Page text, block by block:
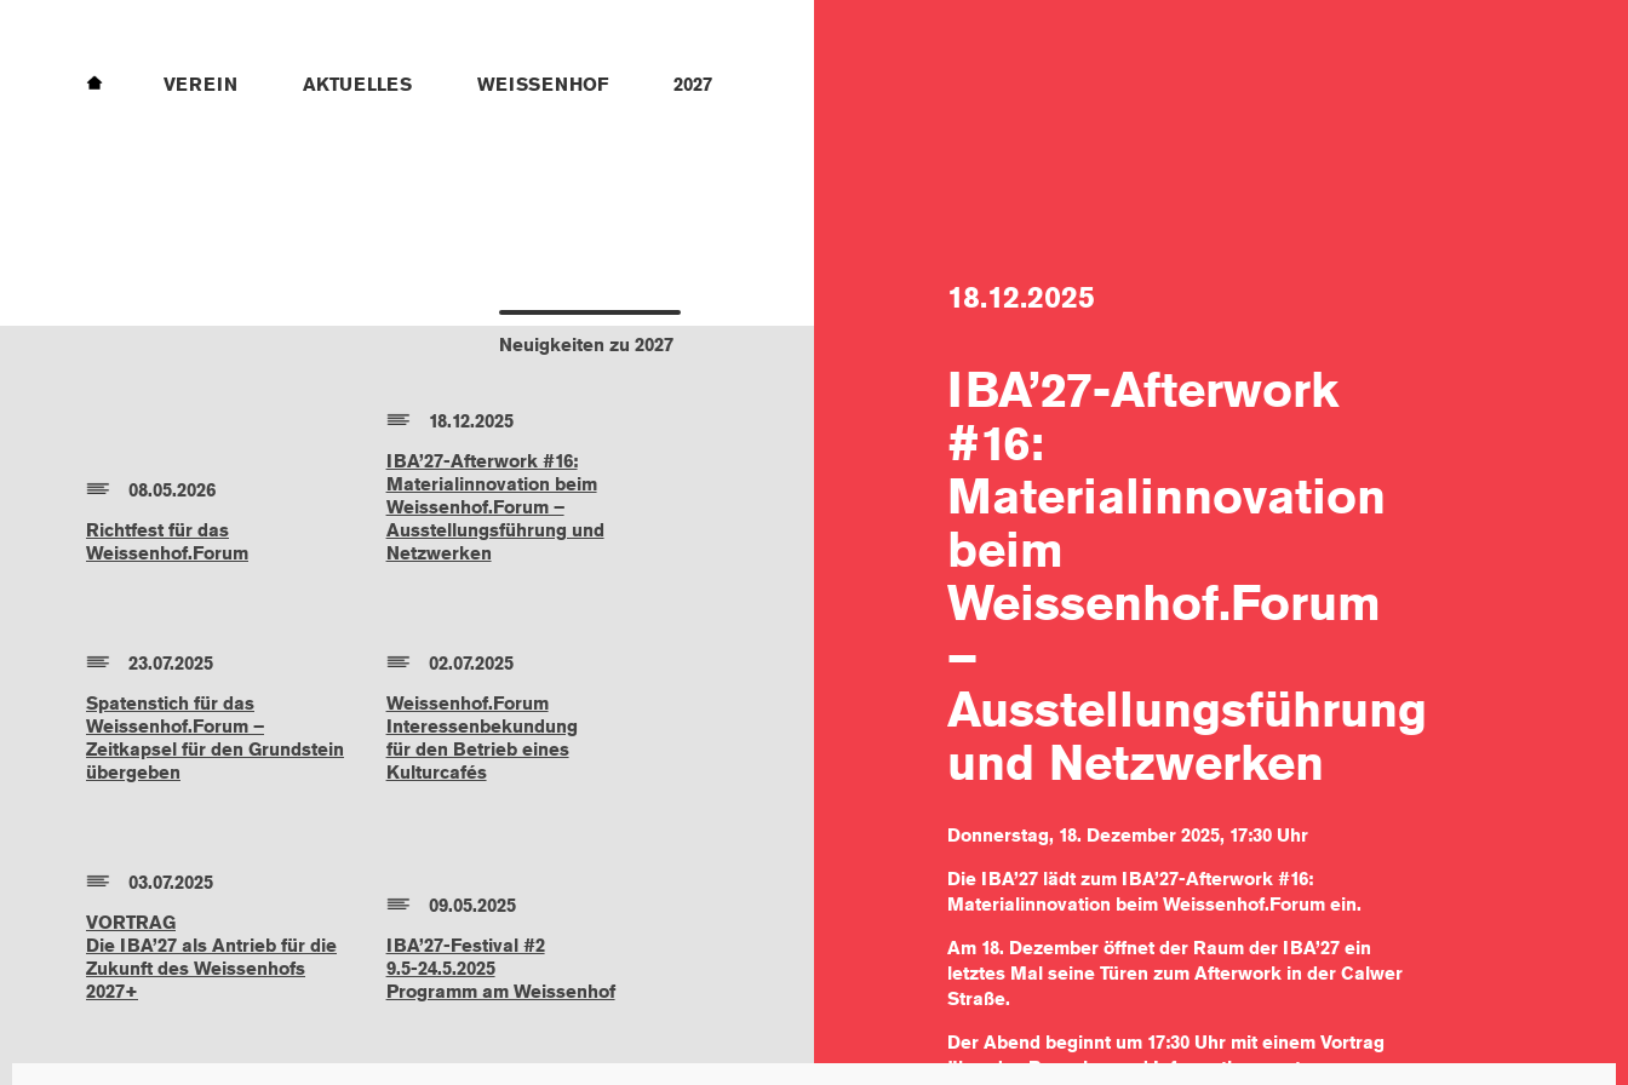
HOME VEREIN AKTUELLES WEISSENHOF 2027
Neuigkeiten zu 2027
08.05.2026
Richtfest für das
Weissenhof.Forum
18.12.2025
IBA’27-Afterwork #16:
Materialinnovation beim
Weissenhof.Forum –
Ausstellungsführung und
Netzwerken
23.07.2025
Spatenstich für das
Weissenhof.Forum –
Zeitkapsel für den Grundstein
übergeben
02.07.2025
Weissenhof.Forum
Interessenbekundung
für den Betrieb eines
Kulturcafés
03.07.2025
VORTRAG
Die IBA’27 als Antrieb für die
Zukunft des Weissenhofs
2027+
09.05.2025
IBA’27-Festival #2
9.5-24.5.2025
Programm am Weissenhof
18.12.2025
IBA’27-Afterwork
#16:
Materialinnovation
beim
Weissenhof.Forum
–
Ausstellungsführung
und Netzwerken
Donnerstag, 18. Dezember 2025, 17:30 Uhr
Die IBA’27 lädt zum IBA’27-Afterwork #16:
Materialinnovation beim Weissenhof.Forum ein.
Am 18. Dezember öffnet der Raum der IBA’27 ein
letztes Mal seine Türen zum Afterwork in der Calwer
Straße.
Der Abend beginnt um 17:30 Uhr mit einem Vortrag
über dasBesuchs- und Informationszentrum